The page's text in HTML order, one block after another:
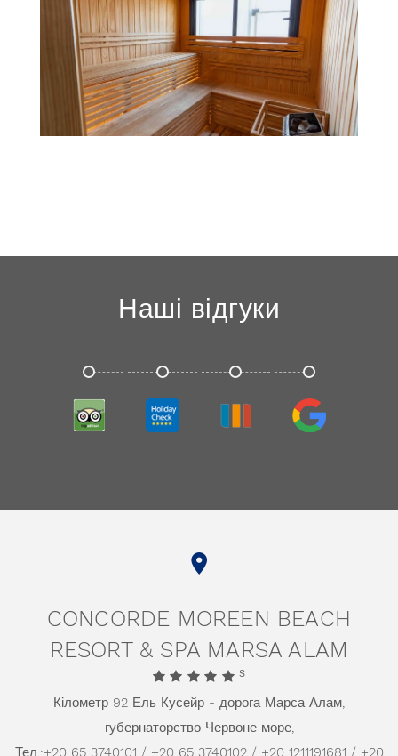
Наші відгуки
CONCORDE MOREEN BEACH
RESORT & SPA MARSA ALAM
S
Кілометр 92 Ель Кусейр - дорога Марса Алам,
губернаторство Червоне море,
Тел.:+20 65 3740101 / +20 65 3740102 / +20 1211191681 / +20